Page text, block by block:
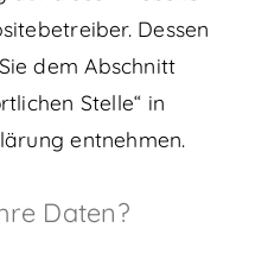
Dessen
dem Abschnitt
Stelle“ in
entnehmen.
Daten?